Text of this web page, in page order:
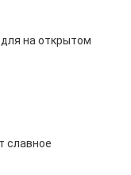
на открытом
славное